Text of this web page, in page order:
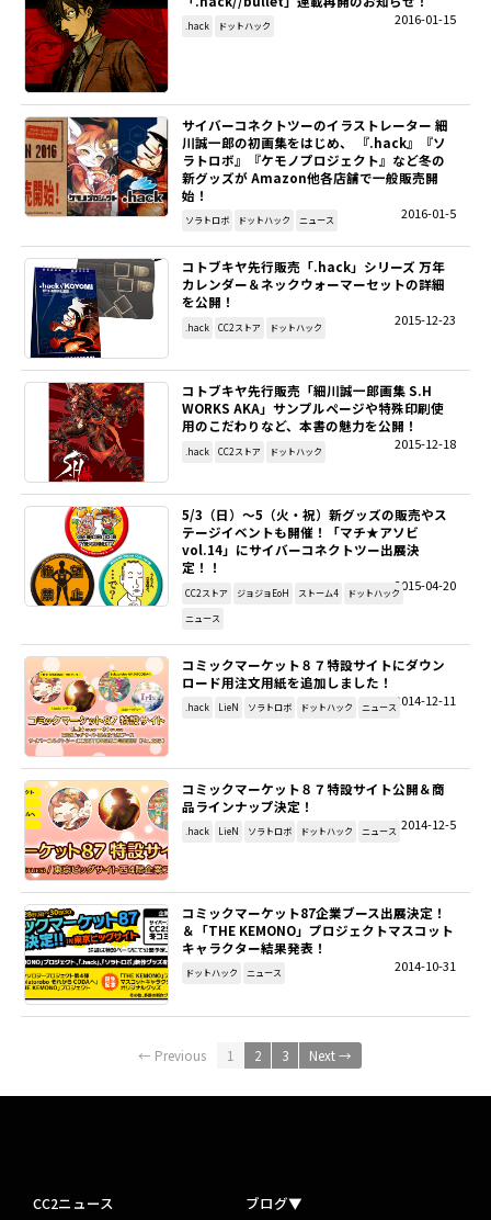
2016-01-15
.hack ドットハック
サイバーコネクトツーのイラストレーター 細
川誠一郎の初画集をはじめ、 『.hack』『ソ
ラトロボ』『ケモノプロジェクト』など冬の
新グッズが Amazon他各店舗で一般販売開
始！
2016-01-5
ソラトロボ ドットハック ニュース
コトブキヤ先行販売「.hack」シリーズ 万年
カレンダー＆ネックウォーマーセットの詳細
を公開！
2015-12-23
.hack CC2ストア ドットハック
コトブキヤ先行販売「細川誠一郎画集 S.H
WORKS AKA」サンプルページや特殊印刷使
用のこだわりなど、本書の魅力を公開！
2015-12-18
.hack CC2ストア ドットハック
5/3（日）～5（火・祝）新グッズの販売やス
テージイベントも開催！「マチ★アソビ
vol.14」にサイバーコネクトツー出展決
定！！
2015-04-20
CC2ストア ジョジョEoH ストーム4 ドットハック
ニュース
コミックマーケット８７特設サイトにダウン
ロード用注文用紙を追加しました！
2014-12-11
.hack LieN ソラトロボ ドットハック ニュース
コミックマーケット８７特設サイト公開＆商
品ラインナップ決定！
2014-12-5
.hack LieN ソラトロボ ドットハック ニュース
コミックマーケット87企業ブース出展決定！
＆「THE KEMONO」プロジェクトマスコット
キャラクター結果発表！
2014-10-31
ドットハック ニュース
← Previous 1 2 3 Next →
CC2ニュース ブログ▼